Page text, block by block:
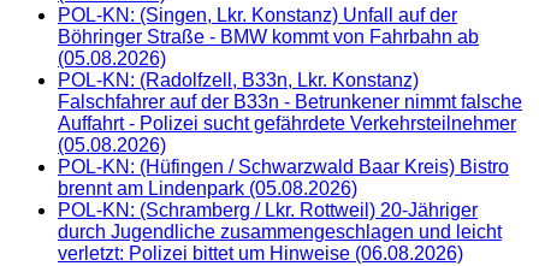
POL-KN: (Singen, Lkr. Konstanz) Unfall auf der
Böhringer Straße - BMW kommt von Fahrbahn ab
(05.08.2026)
POL-KN: (Radolfzell, B33n, Lkr. Konstanz)
Falschfahrer auf der B33n - Betrunkener nimmt falsche
Auffahrt - Polizei sucht gefährdete Verkehrsteilnehmer
(05.08.2026)
POL-KN: (Hüfingen / Schwarzwald Baar Kreis) Bistro
brennt am Lindenpark (05.08.2026)
POL-KN: (Schramberg / Lkr. Rottweil) 20-Jähriger
durch Jugendliche zusammengeschlagen und leicht
verletzt: Polizei bittet um Hinweise (06.08.2026)